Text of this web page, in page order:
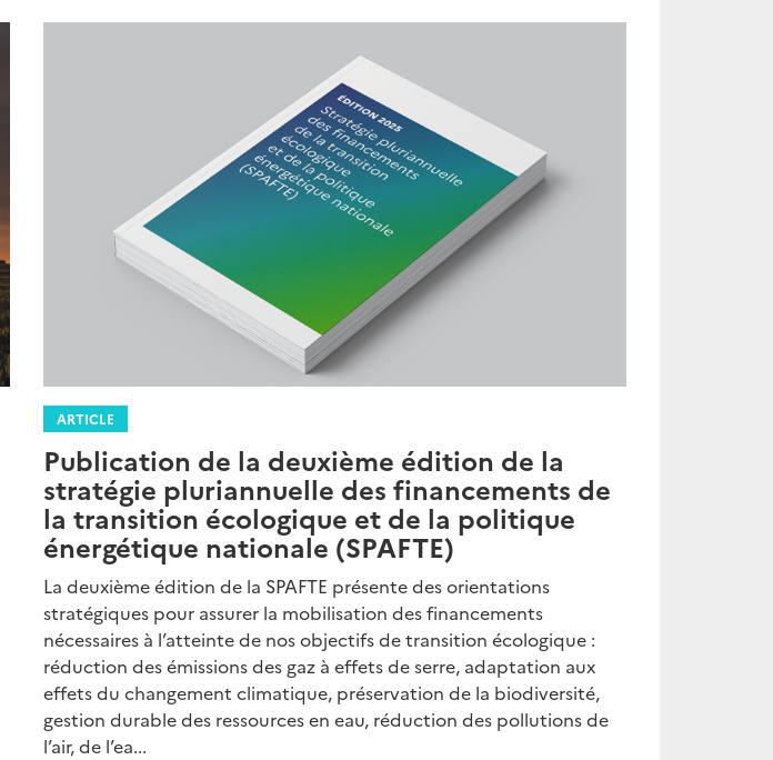
ARTICLE
Publication de la deuxième édition de la
stratégie pluriannuelle des financements de
la transition écologique et de la politique
énergétique nationale (SPAFTE)
La deuxième édition de la SPAFTE présente des orientations
stratégiques pour assurer la mobilisation des financements
nécessaires à l’atteinte de nos objectifs de transition écologique :
réduction des émissions des gaz à effets de serre, adaptation aux
effets du changement climatique, préservation de la biodiversité,
gestion durable des ressources en eau, réduction des pollutions de
l’air, de l’ea...